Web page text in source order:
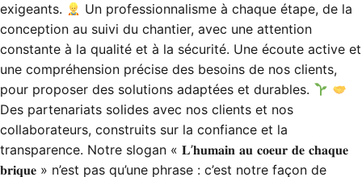
exigeants.
Un professionnalisme à chaque étape, de la
conception au suivi du chantier, avec une attention
constante à la qualité et à la sécurité. Une écoute active et
une compréhension précise des besoins de nos clients,
pour proposer des solutions adaptées et durables.
Des partenariats solides avec nos clients et nos
collaborateurs, construits sur la confiance et la
transparence. Notre slogan « 𝐋’𝐡𝐮𝐦𝐚𝐢𝐧 𝐚𝐮 𝐜𝐨𝐞𝐮𝐫 𝐝𝐞 𝐜𝐡𝐚𝐪𝐮𝐞
𝐛𝐫𝐢𝐪𝐮𝐞 » n’est pas qu’une phrase : c’est notre façon de